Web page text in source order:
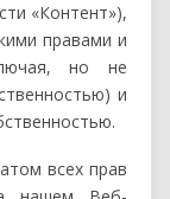
«Контент»),
правами и
но не
и
всех прав